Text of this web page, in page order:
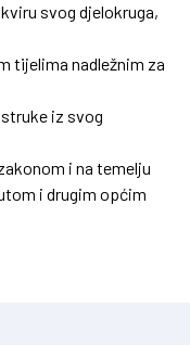
svog djelokruga,
tijelima nadležnim za
iz svog
i na temelju
i drugim općim